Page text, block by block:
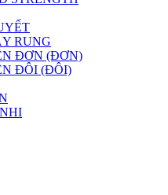
RUNG
ĐƠN (ĐƠN)
ĐÔI (ĐÔI)